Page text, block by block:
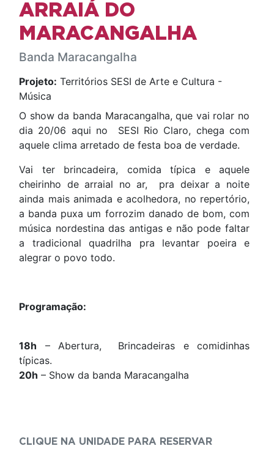
ARRAIÁ DO
MARACANGALHA
Banda Maracangalha
Projeto: Territórios SESI de Arte e Cultura -
Música
O show da banda Maracangalha, que vai rolar no
dia 20/06 aqui no SESI Rio Claro, chega com
aquele clima arretado de festa boa de verdade.
Vai ter brincadeira, comida típica e aquele
cheirinho de arraial no ar, pra deixar a noite
ainda mais animada e acolhedora, no repertório,
a banda puxa um forrozim danado de bom, com
música nordestina das antigas e não pode faltar
a tradicional quadrilha pra levantar poeira e
alegrar o povo todo.
Programação:
18h – Abertura, Brincadeiras e comidinhas
típicas.
20h – Show da banda Maracangalha
CLIQUE NA UNIDADE PARA RESERVAR